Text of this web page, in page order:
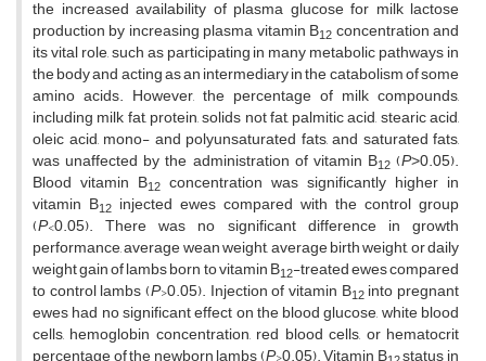
the increased availability of plasma glucose for milk lactose
production by increasing plasma vitamin B12 concentration and
its vital role, such as participating in many metabolic pathways in
the body and acting as an intermediary in the catabolism of some
amino acids. However, the percentage of milk compounds,
including milk fat, protein, solids not fat, palmitic acid, stearic acid,
oleic acid, mono- and polyunsaturated fats, and saturated fats,
was unaffected by the administration of vitamin B12(P˃0.05).
Blood vitamin B12 concentration was significantly higher in
vitamin B12 injected ewes compared with the control group
(P<0.05). There was no significant difference in growth
performance, average wean weight, average birth weight, or daily
weight gain of lambs born to vitamin B12-treated ewes compared
to control lambs (P>0.05). Injection of vitamin B12into pregnant
ewes had no significant effect on the blood glucose, white blood
cells, hemoglobin concentration, red blood cells, or hematocrit